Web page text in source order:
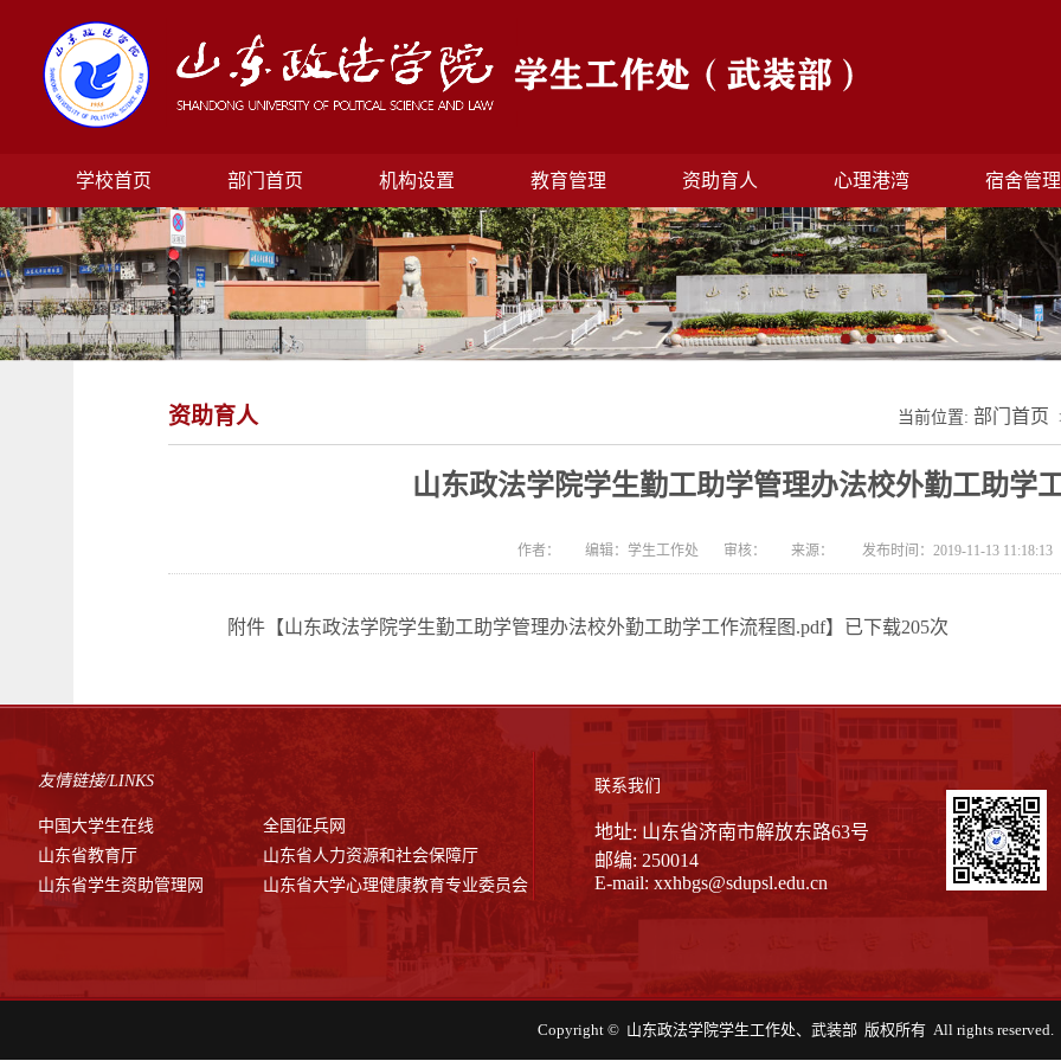
学校首页 部门首页 机构设置 教育管理 资助育人 心理港湾 宿舍管
资助育人 当前位置: 部门首页
山东政法学院学生勤工助学管理办法校外勤工助学
作者： 编辑：学生工作处 审核： 来源： 发布时间：2019-11-13
附件【山东政法学院学生勤工助学管理办法校外勤工助学工作流程图.pdf】已下载205次
友情链接/LINKS
中国大学生在线
全国征兵网
山东省教育厅
山东省人力资源和社会保障厅
山东省学生资助管理网
山东省大学心理健康教育专业委员会
联系我们
地址: 山东省济南市解放东路63号
邮编: 250014
E-mail: xxhbgs@sdupsl.edu.cn
Copyright © 山东政法学院学生工作处、武装部 版权所有 All rights reserved.